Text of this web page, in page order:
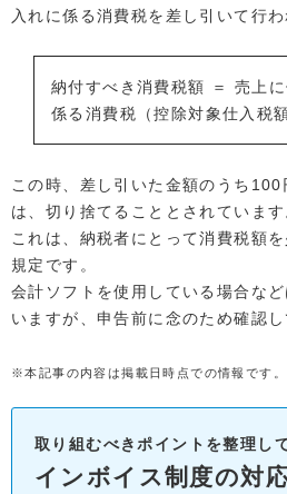
入れに係る消費税を差し引いて行わ
納付すべき消費税額 ＝ 売上
係る消費税（控除対象仕入税額
この時、差し引いた金額のうち100
は、切り捨てることとされています
これは、納税者にとって消費税額
規定です。
会計ソフトを使用している場合な
いますが、申告前に念のため確認し
※本記事の内容は掲載日時点での情報です。
取り組むべきポイントを整理し
インボイス制度の対